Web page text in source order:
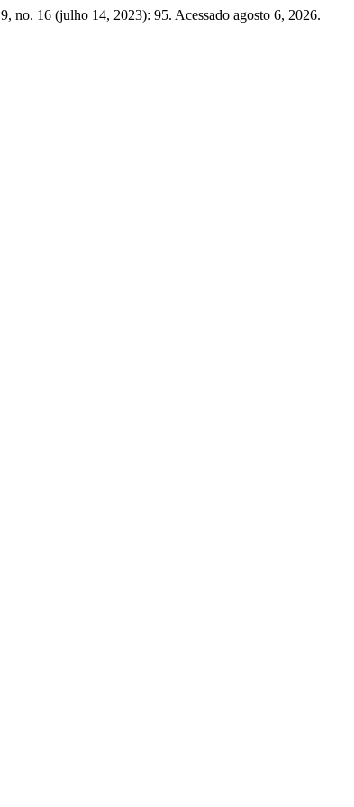
9, no. 16 (julho 14, 2023): 95. Acessado agosto 6, 2026.